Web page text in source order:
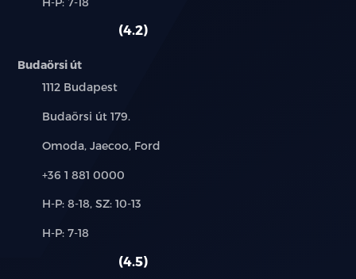
használt
4.2
Budaörsi út
Település:
1112 Budapest
Cím:
Budaörsi út 179.
Márkák:
Omoda, Jaecoo, Ford
Telefon:
+36 1 881 0000
Új-
használt
H-P: 8-18, SZ: 10-13
Alkatrész,
H-P: 7-18
4.5